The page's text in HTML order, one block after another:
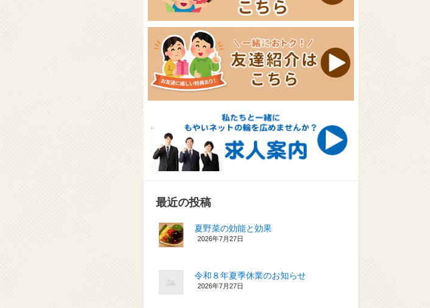
最近の投稿
夏野菜の効能と効果
2026年7月27日
令和８年夏季休業のお知らせ
2026年7月27日